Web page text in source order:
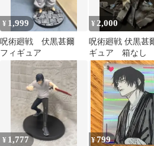
¥ 1,999
呪術廻戦 伏黒甚爾
フィギュア
¥ 2,000
呪術廻戦 伏黒甚
ギュア 箱なし
¥ 1,777 ¥799